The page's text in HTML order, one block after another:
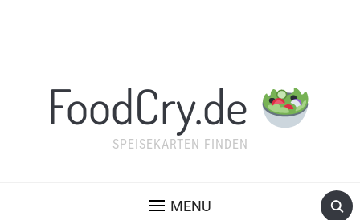
FoodCry.de
SPEISEKARTEN FINDEN
MENU